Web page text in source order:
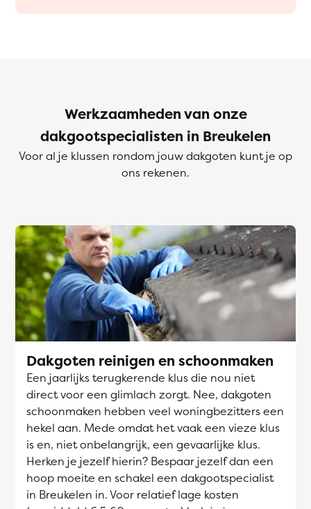
Werkzaamheden van onze
dakgootspecialisten in Breukelen
Voor al je klussen rondom jouw dakgoten kunt je op
ons rekenen.
Dakgoten reinigen en schoonmaken
Een jaarlijks terugkerende klus die nou niet
direct voor een glimlach zorgt. Nee, dakgoten
schoonmaken hebben veel woningbezitters een
hekel aan. Mede omdat het vaak een vieze klus
is en, niet onbelangrijk, een gevaarlijke klus.
Herken je jezelf hierin? Bespaar jezelf dan een
hoop moeite en schakel een dakgootspecialist
in Breukelen in. Voor relatief lage kosten